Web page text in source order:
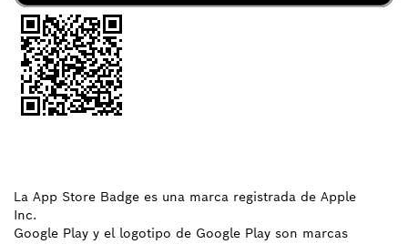
La App Store Badge es una marca registrada de Apple
Inc.
Google Play y el logotipo de Google Play son marcas